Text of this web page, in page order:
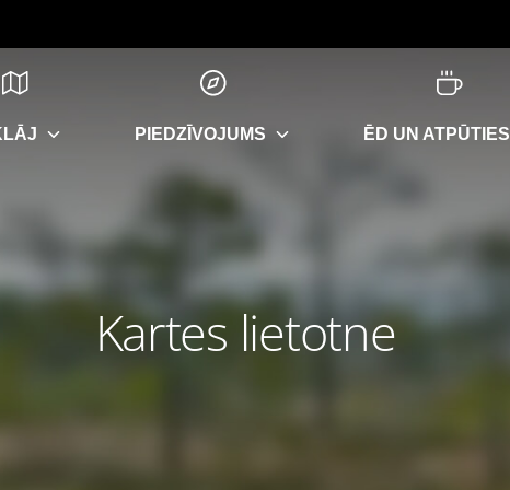
PIEDZĪVOJUMS ĒD UN ATPŪTIES
Kartes lietotne